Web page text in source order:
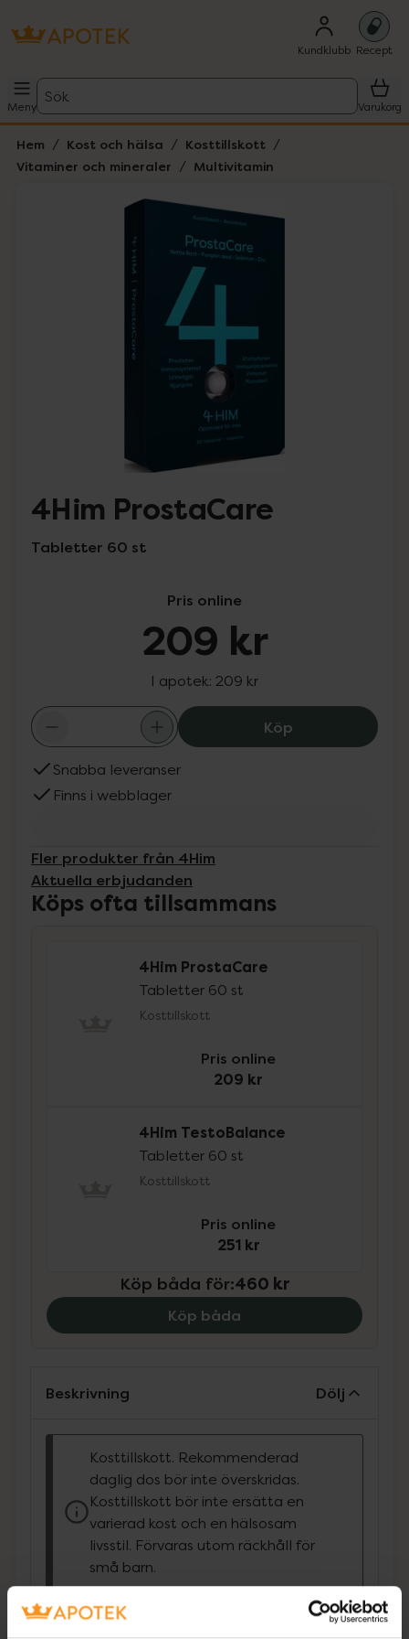
Kundklubb Recept
Meny
Sök
Varukorg
Hem Kost och hälsa
Kosttillskott
Vitaminer och mineraler
Multivitamin
Lista: . Innehåller 1 objekt.
4Him ProstaCare
Tabletter 60 st
Pris online
209 kr
I apotek: 209 kr
Köp4Him
Snabba leveranser
Finns i webblager
Fler produkter från 4Him
Aktuella erbjudanden
Köps ofta tillsammans
4Him ProstaCare
Tabletter 60 st
Kosttillskott
Pris online
209 kr
4Him TestoBalance
Tabletter 60 st
Kosttillskott
Pris online
251 kr
Köp båda för:460 kr
Köp båda
Beskrivning Dölj
Kosttillskott. Rekommenderad
daglig dos bör inte överskridas.
Kosttillskott bör inte ersätta en
varierad kost och en hälsosam
livsstil. Förvaras utom räckhåll för
små barn.
• Kosttillskott för män 40+
• Innehåller pumpafröextrakt,